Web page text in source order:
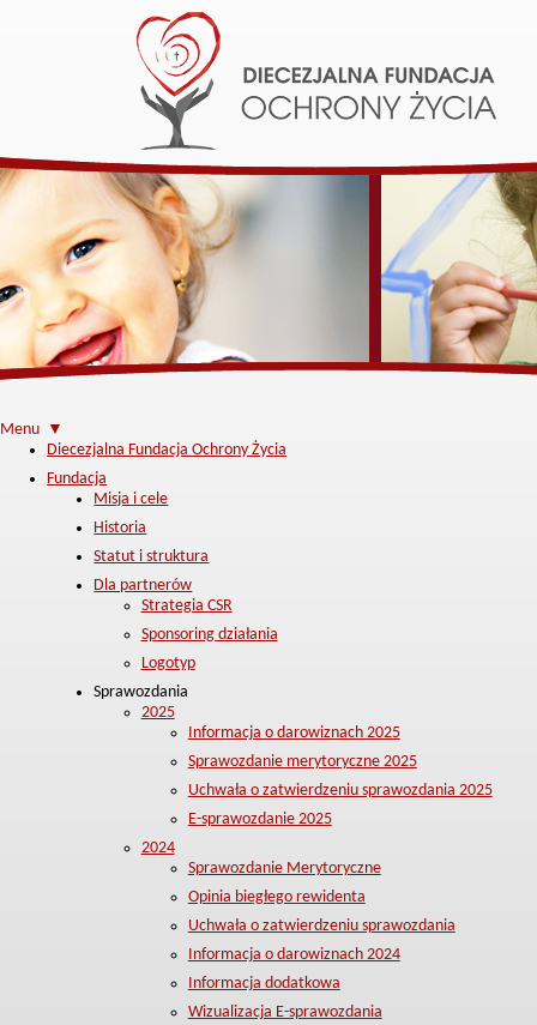
Menu ▼
Diecezjalna Fundacja Ochrony Życia
Fundacja
Misja i cele
Historia
Statut i struktura
Dla partnerów
Strategia CSR
Sponsoring działania
Logotyp
Sprawozdania
2025
Informacja o darowiznach 2025
Sprawozdanie merytoryczne 2025
Uchwała o zatwierdzeniu sprawozdania 2025
E-sprawozdanie 2025
2024
Sprawozdanie Merytoryczne
Opinia biegłego rewidenta
Uchwała o zatwierdzeniu sprawozdania
Informacja o darowiznach 2024
Informacja dodatkowa
Wizualizacja E-sprawozdania